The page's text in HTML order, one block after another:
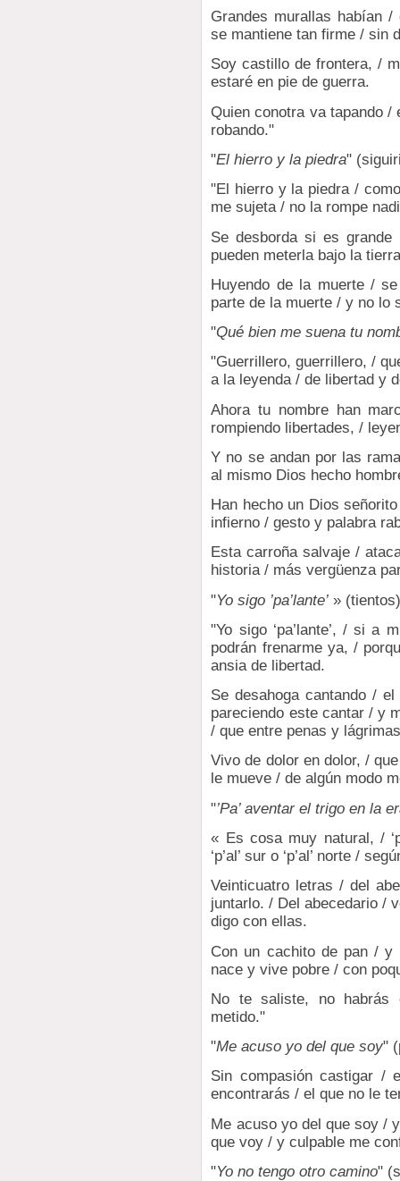
Grandes murallas habían
se mantiene tan firme / sin
Soy castillo de frontera, /
estaré en pie de guerra.
Quien conotra va tapando /
robando."
"El hierro y la piedra"
"El hierro y la piedra /
me sujeta / no la rompe
Se desborda si es
pueden meterla bajo la
Huyendo de la muerte /
parte de la muerte / y no lo
"Qué bien me suena tu
"Guerrillero, guerrillero, /
a la leyenda / de libertad y
Ahora tu nombre han
rompiendo libertades, /
Y no se andan por las
al mismo Dios hecho
Han hecho un Dios
infierno / gesto y palabra
Esta carroña salvaje /
historia / más vergüenza
"Yo sigo ’pa’lante’ »
"Yo sigo ‘pa’lante’, / si a
podrán frenarme ya, /
ansia de libertad.
Se desahoga cantando /
pareciendo este cantar / y
/ que entre penas y
Vivo de dolor en dolor, /
le mueve / de algún modo
"’Pa’ aventar el trigo en la
« Es cosa muy natural, /
‘p’al’ sur o ‘p’al’ norte /
Veinticuatro letras / del
juntarlo. / Del abecedario /
digo con ellas.
Con un cachito de pan /
nace y vive pobre / con
No te saliste, no
metido."
"Me acuso yo del que soy"
Sin compasión castigar /
encontrarás / el que no le
Me acuso yo del que soy /
que voy / y culpable me
"Yo no tengo otro camino"